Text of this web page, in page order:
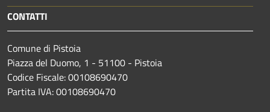
CONTATTI
Comune di Pistoia
Piazza del Duomo, 1 - 51100 - Pistoia
Codice Fiscale: 00108690470
Partita IVA: 00108690470